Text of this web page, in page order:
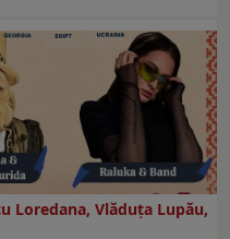
Loredana, Vlăduța Lupău,